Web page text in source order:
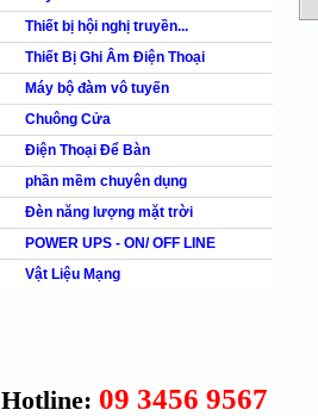
Thiết bị hội nghị truyền...
Thiết Bị Ghi Âm Điện Thoại
Máy bộ đàm vô tuyến
Chuông Cửa
Điện Thoại Để Bàn
phần mềm chuyên dụng
Đèn năng lượng mặt trời
POWER UPS - ON/ OFF LINE
Vật Liệu Mạng
Hotline: 09 3456 9567